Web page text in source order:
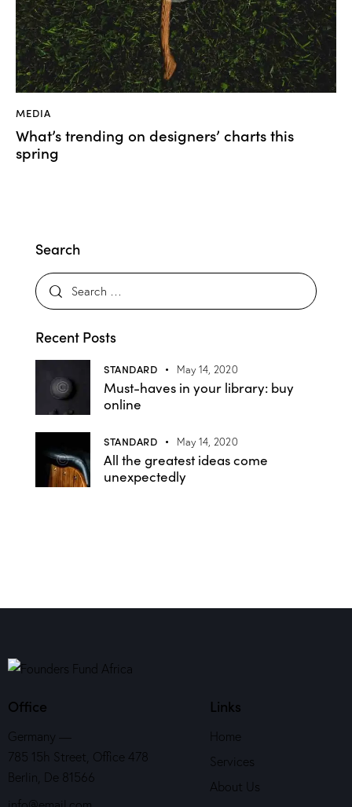
MEDIA
What’s trending on designers’ charts this
spring
Search
Recent Posts
STANDARD May 14, 2020
Must-haves in your library: buy
online
STANDARD May 14, 2020
All the greatest ideas come
unexpectedly
Office
Germany —
785 15h Street, Office 478
Berlin, De 81566
Links
Home
Services
About Us